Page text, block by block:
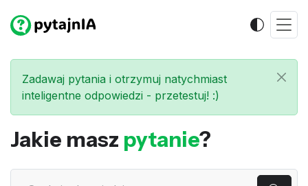
Zadawaj pytania i otrzymuj natychmiast
inteligentne odpowiedzi - przetestuj! :)
Jakie masz pytanie?